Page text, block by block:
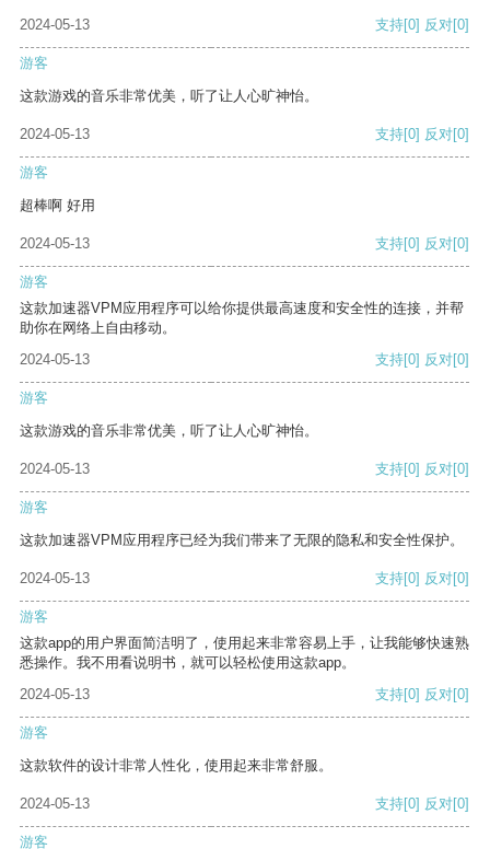
2024-05-13 支持[0] 反对[0]
游客
这款游戏的音乐非常优美，听了让人心旷神怡。
2024-05-13 支持[0] 反对[0]
游客
超棒啊 好用
2024-05-13 支持[0] 反对[0]
游客
这款加速器VPM应用程序可以给你提供最高速度和安全性的连接，并帮
助你在网络上自由移动。
2024-05-13
支持[0] 反对[0]
游客
这款游戏的音乐非常优美，听了让人心旷神怡。
2024-05-13 支持[0] 反对[0]
游客
这款加速器VPM应用程序已经为我们带来了无限的隐私和安全性保护。
2024-05-13 支持[0] 反对[0]
游客
这款app的用户界面简洁明了，使用起来非常容易上手，让我能够快速熟
悉操作。我不用看说明书，就可以轻松使用这款app。
2024-05-13
支持[0] 反对[0]
游客
这款软件的设计非常人性化，使用起来非常舒服。
2024-05-13 支持[0] 反对[0]
游客